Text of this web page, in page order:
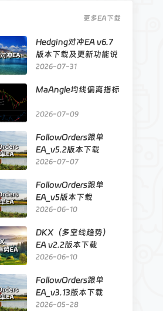
更多EA下载
Hedging对冲EA v6.7
版本下载及更新功能说
明
2026-07-31
MaAngle均线偏离指标
2026-07-09
FollowOrders跟单
EA_v5.2版本下载
2026-07-07
FollowOrders跟单
EA_v5版本下载
2026-06-10
DKX（多空线趋势）
EA v2.2版本下载
2026-06-10
FollowOrders跟单
EA_v3.13版本下载
2026-05-28